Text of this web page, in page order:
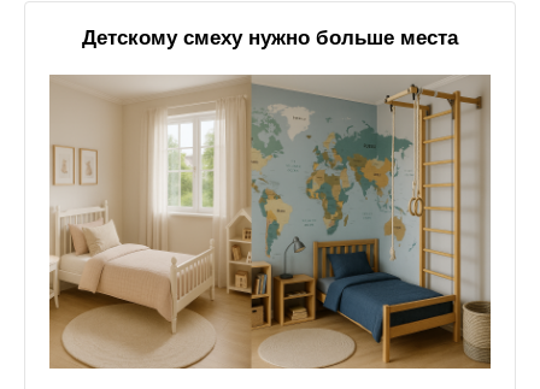
Детскому смеху нужно больше места